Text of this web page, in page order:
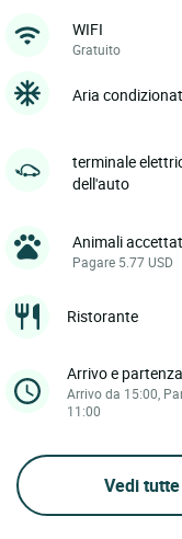
WIFI
Gratuito
Aria
terminale
dell'auto
Animali
Pagare 5.77 USD
Ristorante
Arrivo e partenza
Arrivo da 15:00,
11:00
Vedi